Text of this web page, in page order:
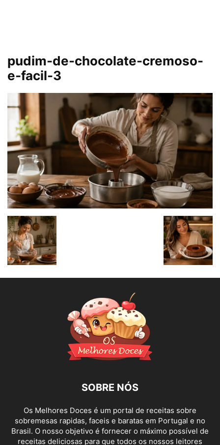
pudim-de-chocolate-cremoso-
e-facil-3
SOBRE NÓS
Os Melhores Doces é um portal de receitas sobre
sobremesas rapidas, faceis e baratas em Portugal e no
Brasil. O nosso objetivo é fornecer o máximo possível de
receitas deliciosas para que todos os nossos leitores